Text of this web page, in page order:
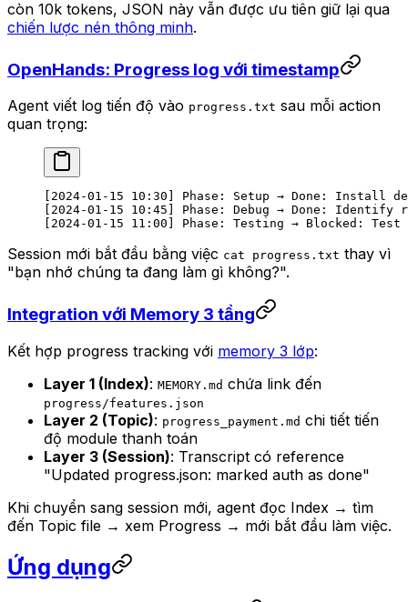
còn 10k tokens, JSON này vẫn được ưu tiên giữ lại qua
chiến lược nén thông minh.
OpenHands: Progress log với timestamp
Agent viết log tiến độ vào progress.txt sau mỗi action
quan trọng:
[2024-01-15 10:30] Phase: Setup → Done: Install
[2024-01-15 10:45] Phase: Debug → Done:
[2024-01-15 11:00] Phase: Testing → Blocked: Test
Session mới bắt đầu bằng việc cat progress.txt thay vì
"bạn nhớ chúng ta đang làm gì không?".
Integration với Memory 3 tầng
Kết hợp progress tracking với memory 3 lớp:
Layer 1 (Index): MEMORY.md chứa link đến
progress/features.json
Layer 2 (Topic): progress_payment.md chi tiết tiến
độ module thanh toán
Layer 3 (Session): Transcript có reference
"Updated progress.json: marked auth as done"
Khi chuyển sang session mới, agent đọc Index → tìm
đến Topic file → xem Progress → mới bắt đầu làm việc.
Ứng dụng